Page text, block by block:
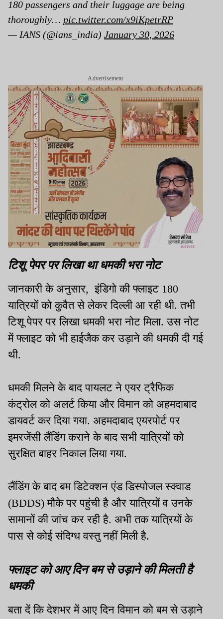
180 passengers and their luggage are being
thoroughly… pic.twitter.com/x9iKpetrRP
— IANS (@ians_india) January 30, 2026
Advertisement
टिशू पेपर पर लिखा था धमकी भरा नोट
जानकारी के अनुसार, इंडिगो की फ्लाइट 180
यात्रियों को कुवैत से लेकर दिल्ली आ रही थी. तभी
टिशू पेपर पर लिखा धमकी भरा नोट मिला. उस नोट
में फ्लाइट को भी हाईजैक कर उड़ाने की धमकी दी गई
थी.
धमकी मिलने के बाद पायलट ने एयर ट्रैफिक
कंट्रोल को अलर्ट किया और विमान को अहमदाबाद
डायवर्ट कर दिया गया. अहमदाबाद एयरपोर्ट पर
इमरजेंसी लैंडिंग कराने के बाद सभी यात्रियों को
सुरक्षित बाहर निकाल लिया गया.
लैंडिंग के बाद बम डिटेक्शन एंड डिस्पोजल स्क्वाड
(BDDS) मौके पर पहुंची है और यात्रियों व उनके
सामानों की जांच कर रही है. अभी तक यात्रियों के
पास से कोई संदिग्ध वस्तु नहीं मिली है.
फ्लाइट को आए दिन बम से उड़ाने की मिलती है
धमकी
बता दें कि देशभर में आए दिन विमान को बम से उड़ाने